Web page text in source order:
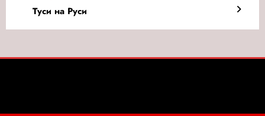
Туси на Руси